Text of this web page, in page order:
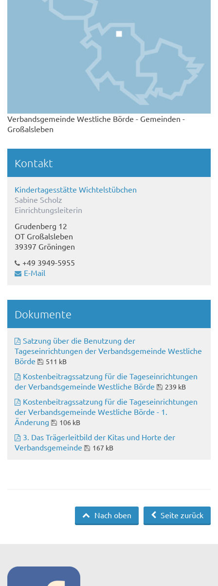
Verbandsgemeinde Westliche Börde - Gemeinden -
Großalsleben
Kontakt
Kindertagesstätte Wichtelstübchen
Sabine Scholz
Einrichtungsleiterin
Grudenberg 12
OT Großalsleben
39397 Gröningen
+49 3949-5955
E-Mail
Dokumente
Satzung über die Benutzung der
Tageseinrichtungen der Verbandsgemeinde Westliche
Börde
511 kB
Kostenbeitragssatzung für die Tageseinrichtungen
der Verbandsgemeinde Westliche Börde
239 kB
Kostenbeitragssatzung für die Tageseinrichtungen
der Verbandsgemeinde Westliche Börde - 1.
Änderung
106 kB
3. Das Trägerleitbild der Kitas und Horte der
Verbandsgemeinde
167 kB
Seite zurück
Nach oben